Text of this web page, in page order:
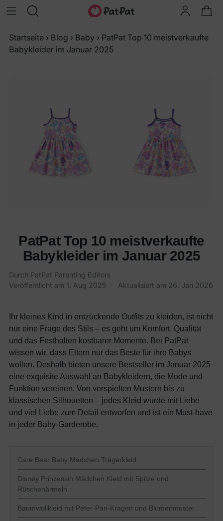
Startseite › Blog › Baby › PatPat Top 10 meistverkaufte
Babykleider im Januar 2025
PatPat Top 10 meistverkaufte
Babykleider im Januar 2025
Durch PatPat Parenting Editors
Veröffentlicht am 1. Aug 2025 Aktualisiert am 26. Jan 2026
Ihr kleines Kind in entzückende Outfits zu kleiden, ist nicht
nur eine Frage des Stils – es geht um Komfort, Qualität
und das Festhalten kostbarer Momente. Bei PatPat
wissen wir, dass Eltern nur das Beste für ihre Babys
wollen. Deshalb bieten unsere Bestseller im Januar 2025
eine exquisite Auswahl an Babykleidern, die Mode und
Funktion vereinen. Von verspielten Mustern bis zu
klassischen Silhouetten – jedes Kleid wurde mit Liebe
und viel Liebe zum Detail entworfen und ist ein Must-have
in jeder Baby-Garderobe.
Care Bear Baby Mädchen Trägerkleid
Disney Prinzessin Mädchen Kleid mit Spitze und
Rüschenärmeln
Baumwollkleid mit Peter-Pan-Kragen und Blumenmuster